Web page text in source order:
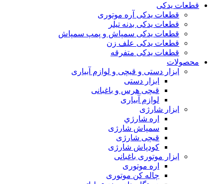
قطعات یدکی
قطعات یدکی آره موتوری
قطعات یدکی بدنه تیلر
قطعات یدکی سمپاش و پمپ سمپاش
قطعات یدکی علف زن
قطغات یدکی متفرقه
محصولات
ابزار دستی و قیچی و لوازم آبیاری
ابزار دستی
قیچی هرس و باغبانی
لوازم آبیاری
ابزار شارژی
اره شارژي
سمپاش شارژی
قیچی شارژی
کودپاش شارژی
ابزار موتوری باغبانی
اره موتوری
چاله کن موتوری